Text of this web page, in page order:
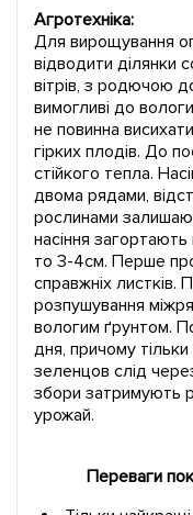
Агротехніка:
Для вирощування
відводити ділянки
вітрів, з родючою
вимогливі до
не повинна
гірких плодів. До
стійкого тепла.
двома рядами,
рослинами
насіння
то 3-4см. Перше
справжніх листків.
розпушування
вологим ґрунтом.
дня, причому
зеленцов слід
збори затримують
урожай.
Переваги